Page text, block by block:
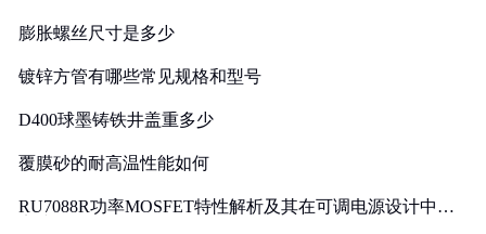
膨胀螺丝尺寸是多少
镀锌方管有哪些常见规格和型号
D400球墨铸铁井盖重多少
覆膜砂的耐高温性能如何
RU7088R功率MOSFET特性解析及其在可调电源设计中的